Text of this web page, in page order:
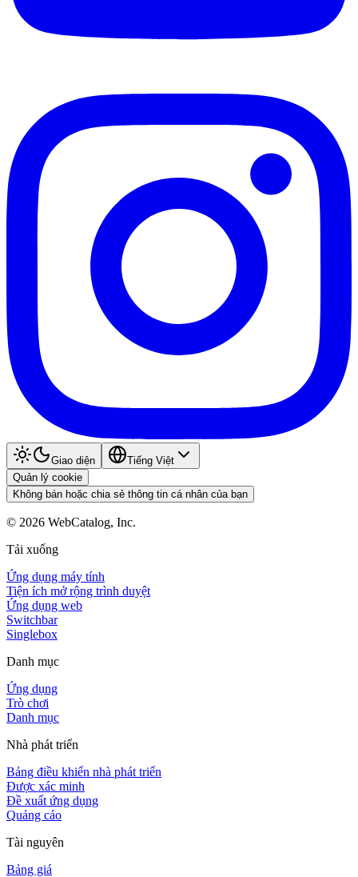
Giao diện
Tiếng Việt
Quản lý cookie
Không bán hoặc chia sẻ thông tin cá nhân của bạn
© 2026 WebCatalog, Inc.
Tải xuống
Ứng dụng máy tính
Tiện ích mở rộng trình duyệt
Ứng dụng web
Switchbar
Singlebox
Danh mục
Ứng dụng
Trò chơi
Danh mục
Nhà phát triển
Bảng điều khiển nhà phát triển
Được xác minh
Đề xuất ứng dụng
Quảng cáo
Tài nguyên
Bảng giá